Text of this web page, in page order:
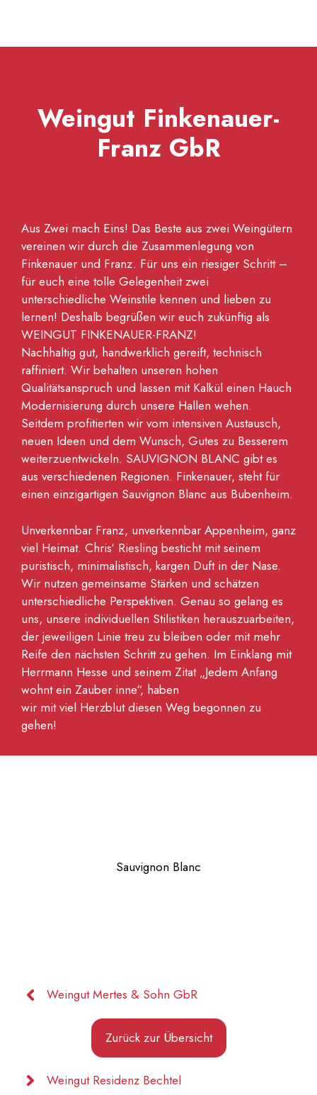
Weingut Finkenauer-
Franz GbR
Aus Zwei mach Eins! Das Beste aus zwei Weingütern
vereinen wir durch die Zusammenlegung von
Finkenauer und Franz. Für uns ein riesiger Schritt –
für euch eine tolle Gelegenheit zwei
unterschiedliche Weinstile kennen und lieben zu
lernen! Deshalb begrüßen wir euch zukünftig als
WEINGUT FINKENAUER-FRANZ!
Nachhaltig gut, handwerklich gereift, technisch
raffiniert. Wir behalten unseren hohen
Qualitätsanspruch und lassen mit Kalkül einen Hauch
Modernisierung durch unsere Hallen wehen.
Seitdem profitierten wir vom intensiven Austausch,
neuen Ideen und dem Wunsch, Gutes zu Besserem
weiterzuentwickeln. SAUVIGNON BLANC gibt es
aus verschiedenen Regionen. Finkenauer, steht für
einen einzigartigen Sauvignon Blanc aus Bubenheim.
Unverkennbar Franz, unverkennbar Appenheim, ganz
viel Heimat. Chris‘ Riesling besticht mit seinem
puristisch, minimalistisch, kargen Duft in der Nase.
Wir nutzen gemeinsame Stärken und schätzen
unterschiedliche Perspektiven. Genau so gelang es
uns, unsere individuellen Stilistiken herauszuarbeiten,
der jeweiligen Linie treu zu bleiben oder mit mehr
Reife den nächsten Schritt zu gehen. Im Einklang mit
Herrmann Hesse und seinem Zitat „Jedem Anfang
wohnt ein Zauber inne“, haben
wir mit viel Herzblut diesen Weg begonnen zu
gehen!
Sauvignon Blanc
Weingut Mertes & Sohn GbR
Zurück zur Übersicht
Weingut Residenz Bechtel